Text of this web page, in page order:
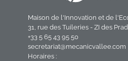
Maison de l'Innovation et de
31, rue des Tuileries - ZI des
+33 5 65 43 95 50
secretariat@mecanicvallee.com
Horaires :